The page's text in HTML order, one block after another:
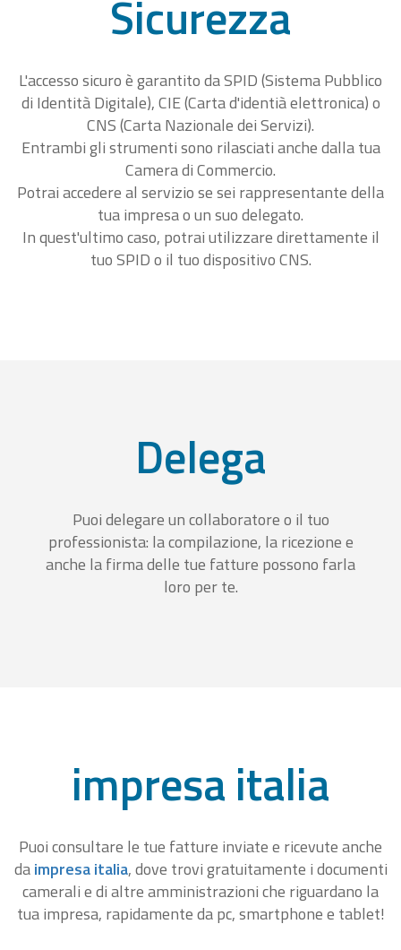
Sicurezza
L'accesso sicuro è garantito da SPID (Sistema Pubblico
di Identità Digitale), CIE (Carta d'identià elettronica) o
CNS (Carta Nazionale dei Servizi).
Entrambi gli strumenti sono rilasciati anche dalla tua
Camera di Commercio.
Potrai accedere al servizio se sei rappresentante della
tua impresa o un suo delegato.
In quest'ultimo caso, potrai utilizzare direttamente il
tuo SPID o il tuo dispositivo CNS.
Delega
Puoi delegare un collaboratore o il tuo
professionista: la compilazione, la ricezione e
anche la firma delle tue fatture possono farla
loro per te.
impresa italia
Puoi consultare le tue fatture inviate e ricevute anche
daimpresa italia, dove trovi gratuitamente i documenti
camerali e di altre amministrazioni che riguardano la
tua impresa, rapidamente da pc, smartphone e tablet!